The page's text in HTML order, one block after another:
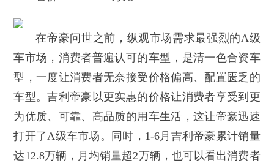
在帝豪问世之前，纵观市场需求最强烈的A级
车市场，消费者普遍认可的车型，是清一色合资车
型，一度让消费者无奈接受价格偏高、配置匮乏的
车型。吉利帝豪以更实惠的价格让消费者享受到更
为优质、可靠、高品质的用车生活，这让帝豪迅速
打开了A级车市场。同时，1-6月吉利帝豪累计销量
达12.8万辆，月均销量超2万辆，也可以看出消费者